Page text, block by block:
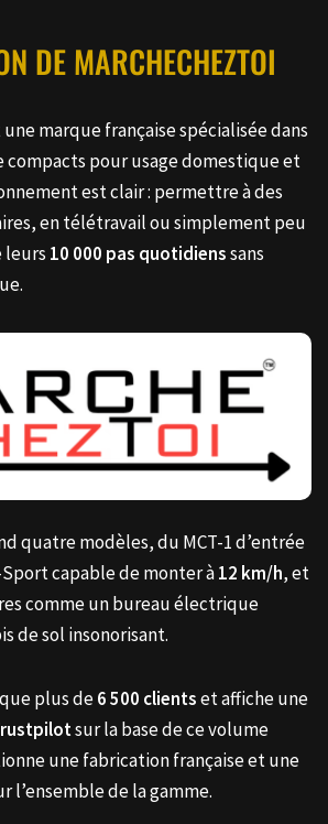
DE MARCHECHEZTOI
marque française spécialisée dans
compacts pour usage domestique et
est clair : permettre à des
en télétravail ou simplement peu
leurs 10 000 pas quotidienssans
quatre modèles, du MCT-1 d’entrée
capable de monter à12 km/h, et
comme un bureau électrique
de sol insonorisant.
plus de6 500 clientset affiche une
sur la base de ce volume
une fabrication française et une
l’ensemble de la gamme.